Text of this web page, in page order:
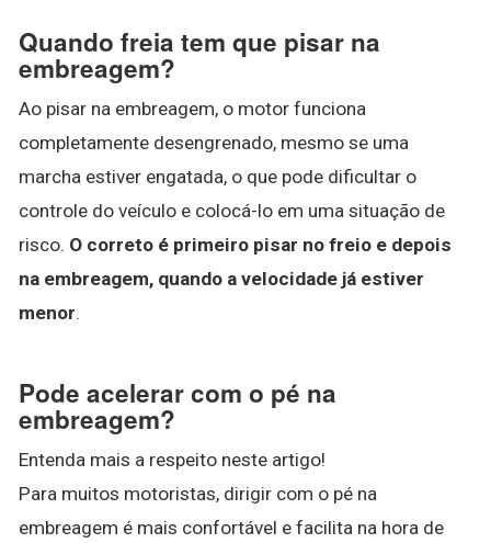
Quando freia tem que pisar na
embreagem?
Ao pisar na embreagem, o motor funciona
completamente desengrenado, mesmo se uma
marcha estiver engatada, o que pode dificultar o
controle do veículo e colocá-lo em uma situação de
risco. O correto é primeiro pisar no freio e depois
na embreagem, quando a velocidade já estiver
menor.
Pode acelerar com o pé na
embreagem?
Entenda mais a respeito neste artigo!
Para muitos motoristas, dirigir com o pé na
embreagem é mais confortável e facilita na hora de